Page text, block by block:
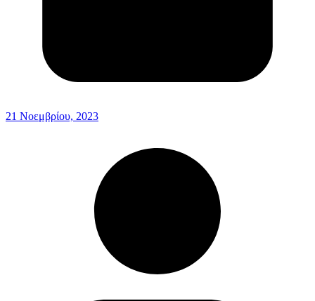
21 Νοεμβρίου, 2023